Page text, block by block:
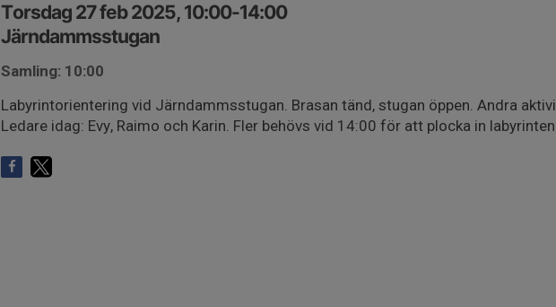
Torsdag 27 feb 2025, 10:00-14:00
Järndammsstugan
Samling: 10:00
Labyrintorientering vid Järndammsstugan. Brasan tänd, stugan öppen. Andra
Ledare idag: Evy, Raimo och Karin. Fler behövs vid 14:00 för att plocka in